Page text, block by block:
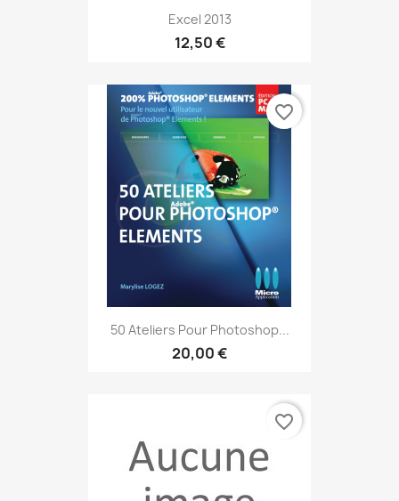
Excel 2013
12,50 €
50 Ateliers Pour Photoshop...
20,00 €
favorite_border
favorite_border